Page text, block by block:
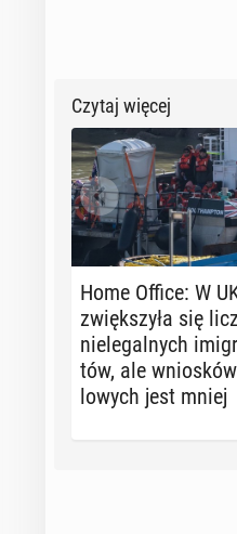
Czytaj więcej
Home Office: W
zwięk­szy­ła się
nie­le­gal­nych
tów, ale
lo­wych jest mniej